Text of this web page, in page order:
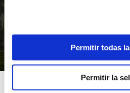
Permitir todas
Permitir la
Aprovecha